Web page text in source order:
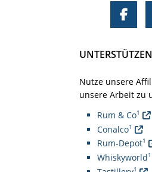
UNTERSTÜTZEN
Nutze unsere
unsere Arbeit zu
Rum & Co1
Conalco1
Rum-Depot1
Whiskyworld1
1